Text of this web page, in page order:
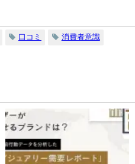
口コミ 消費者意識